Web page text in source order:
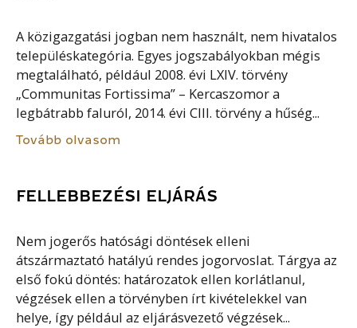
A közigazgatási jogban nem használt, nem hivatalos
településkategória. Egyes jogszabályokban mégis
megtalálható, például 2008. évi LXIV. törvény
„Communitas Fortissima” – Kercaszomor a
legbátrabb faluról, 2014. évi CIII. törvény a hűség...
Tovább olvasom
FELLEBBEZÉSI ELJÁRÁS
Nem jogerős hatósági döntések elleni
átszármaztató hatályú rendes jogorvoslat. Tárgya az
első fokú döntés: határozatok ellen korlátlanul,
végzések ellen a törvényben írt kivételekkel van
helye, így például az eljárásvezető végzések...